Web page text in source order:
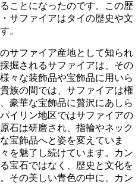
ことになったのです。この歴
サファイアはタイの歴史や文
。
サファイア産地として知られ
掘されるサファイアは、その
々な装飾品や宝飾品に用いら
族の間では、サファイアは権
豪華な宝飾品に贅沢にあしら
イリン地区ではサファイアの
石は研磨され、指輪やネック
宝飾品へと姿を変えていま
を魅了し続けています。
カン
宝石ではなく、歴史と文化を
その美しい青色の中に、カン